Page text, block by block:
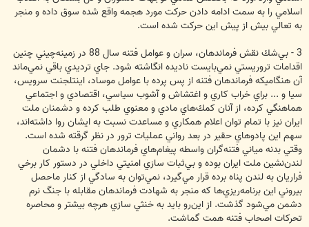
اسلامي را به سمت ادامه دادن حركت مورد هجمه واقع شده سوق داده و منجر
به تعالي بيش از پيش اين حركت شده است.
3 - بي‌شك نقش فرماندهان، سران و عوامل فتنه سال 88 در زمينه‌چيني چنين
اقدامات تروريستي نمي‌بايست ناديده انگاشته شود. جاي ترديدي باقي نمي‌ماند
آن هنگاميكه فرماندهان فتنه از پس پرده با عوامل موساد، اينتلجنت سرويس،
سيا و ... براي خراب كاري و اغتشاش و آشوب سياسي، اقتصادي و اجتماعي
هماهنگي كرده، از آنان كمك‌هاي مادي و معنوي طلب كرده و دشمنان ملت
ايران نيز با تمام توان اعلام همكاري و مساعدت نسبت به ايشان روا داشته‌اند،
سهم اين پادوهاي حقير در بعد رواني عمليات ترور در نظر گرقته شده است.
وقتي بدنه مياني فتنه‌گران واسطه پيغام‌هاي فرماندهان فتنه با دشمان
لندن‌نشين ملت ايران بوده و بي‌ثبات سازي امنيتي داخلي در دستور كار برخي
فراريان به لندن پناه برده قرار مي‌گيرد، نمي‌توان به سادگي از كنار ماحصل
بيروني اين برنامه‌ريزي‌ها كه منجر به شهادت فرماندهان مقابله با جنگ نرم
دشمن مي‌شود گذشت. از اين‌رو بايد به خنثي سازي هرچه بيشتر و محاصره
تحركات اصحاب فتنه همت گماشت.